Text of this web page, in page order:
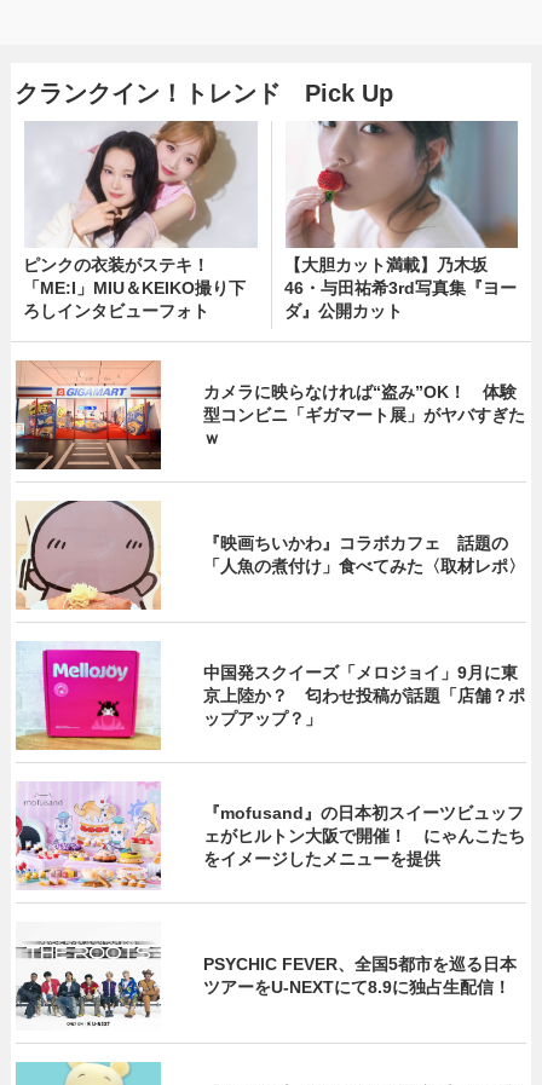
クランクイン！トレンド Pick Up
ピンクの衣装がステキ！
「ME:I」MIU＆KEIKO撮り下
ろしインタビューフォト
【大胆カット満載】乃木坂
46・与田祐希3rd写真集『ヨー
ダ』公開カット
カメラに映らなければ“盗み”OK！ 体験
型コンビニ「ギガマート展」がヤバすぎた
ｗ
『映画ちいかわ』コラボカフェ 話題の
「人魚の煮付け」食べてみた〈取材レポ〉
中国発スクイーズ「メロジョイ」9月に東
京上陸か？ 匂わせ投稿が話題「店舗？ポ
ップアップ？」
『mofusand』の日本初スイーツビュッフ
ェがヒルトン大阪で開催！ にゃんこたち
をイメージしたメニューを提供
PSYCHIC FEVER、全国5都市を巡る日本
ツアーをU‐NEXTにて8.9に独占生配信！